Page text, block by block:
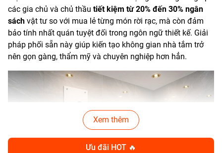
các gia chủ và chủ thầu tiết kiệm từ 20% đến 30% ngân
sách vật tư so với mua lẻ từng món rời rạc, mà còn đảm
bảo tính nhất quán tuyệt đối trong ngôn ngữ thiết kế. Giải
pháp phối sẵn này giúp kiến tạo không gian nhà tắm trở
nên gọn gàng, thẩm mỹ và chuyên nghiệp hơn hẳn.
Xem thêm
Ưu đãi HOT 🔥